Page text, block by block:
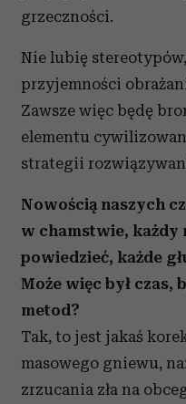
grzeczności.
Nie lubię
przyjemności
Zawsze więc będę
elementu
strategii
Nowością naszych
w chamstwie, każdy
powiedzieć, każde
Może więc był czas,
metod?
Tak, to jest jakaś
masowego gniewu,
zrzucania zła na